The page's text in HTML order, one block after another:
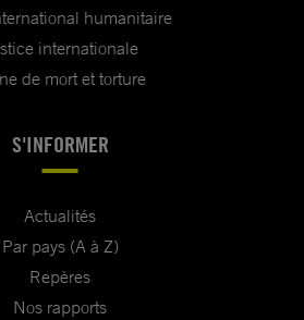
humanitaire
internationale
de mort et torture
S'INFORMER
Actualités
Par pays (A à Z)
Repères
Nos rapports